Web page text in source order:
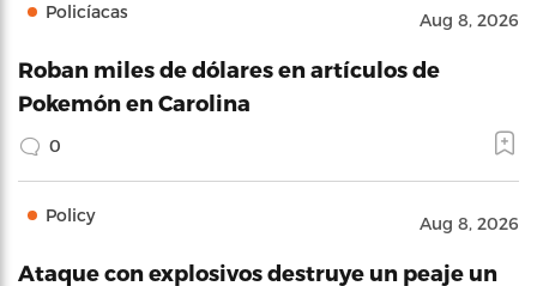
Policíacas Aug 8, 2026
Roban miles de dólares en artículos de
Pokemón en Carolina
0
Policy Aug 8, 2026
Ataque con explosivos destruye un peaje un